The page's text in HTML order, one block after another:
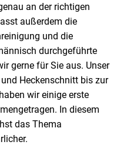
an der richtigen
außerdem die
und die
durchgeführte
gerne für Sie aus. Unser
Heckenschnitt bis zur
wir einige erste
In diesem
das Thema